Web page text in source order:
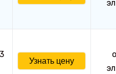
Узнать цену